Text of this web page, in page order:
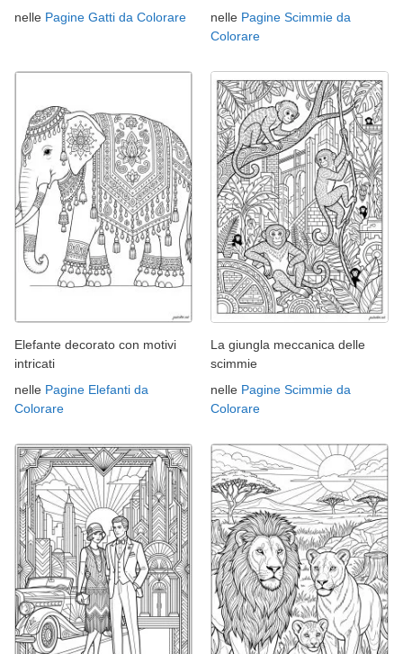
nelle Pagine Gatti da Colorare
nelle Pagine Scimmie da
Colorare
Elefante decorato con motivi
intricati
nelle Pagine Elefanti da
Colorare
La giungla meccanica delle
scimmie
nelle Pagine Scimmie da
Colorare